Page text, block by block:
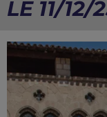
LE 11/12/